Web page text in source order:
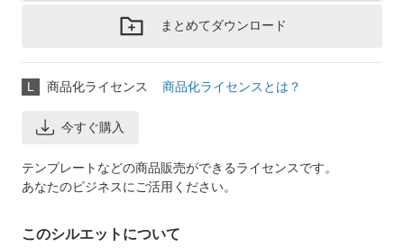
まとめてダウンロード
L 商品化ライセンス 商品化ライセンスとは？
今すぐ購入
テンプレートなどの商品販売ができるライセンスです。
あなたのビジネスにご活用ください。
このシルエットについて